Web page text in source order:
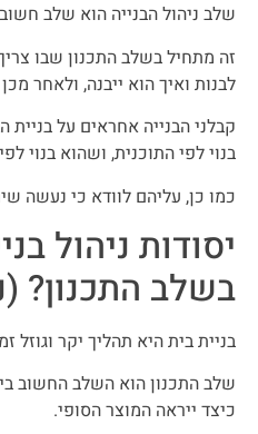
שלב ניהול הבנייה הוא שלב
זה מתחיל בשלב התכנון שבו
לבנות ואיך הוא ייבנה, ולאחר
קבלני הבנייה אחראים על
בנוי לפי התוכנית, ושהוא בנוי
כמו כן, עליהם לוודא כי נעשה
יסודות ניהול
בשלב התכנון?
בניית בית היא תהליך יקר וגוזל
שלב התכנון הוא השלב החשוב
כיצד ייראה המוצר הסופי.